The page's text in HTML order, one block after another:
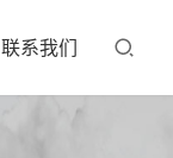
联系我们